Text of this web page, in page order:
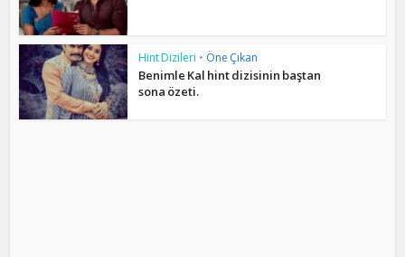
Hint Dizileri • Öne Çıkan
Benimle Kal hint dizisinin baştan
sona özeti.